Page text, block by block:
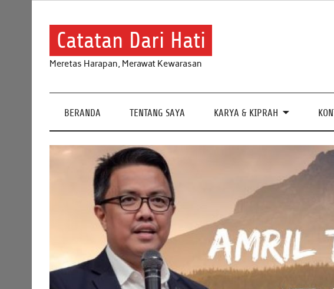
Catatan Dari Hati
Meretas Harapan, Merawat Kewarasan
BERANDA TENTANG SAYA KARYA & KIPRAH